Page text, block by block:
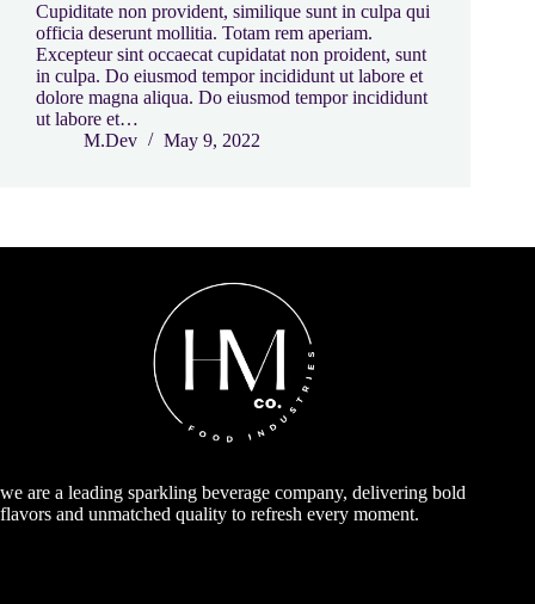
Cupiditate non provident, similique sunt in culpa qui
officia deserunt mollitia. Totam rem aperiam.
Excepteur sint occaecat cupidatat non proident, sunt
in culpa. Do eiusmod tempor incididunt ut labore et
dolore magna aliqua. Do eiusmod tempor incididunt
ut labore et…
M.Dev
May 9, 2022
we are a leading sparkling beverage company, delivering bold
flavors and unmatched quality to refresh every moment.